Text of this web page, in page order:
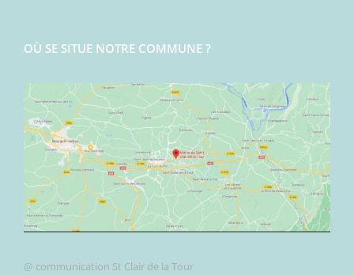
OÙ SE SITUE NOTRE COMMUNE ?
@ communication St Clair de la Tour